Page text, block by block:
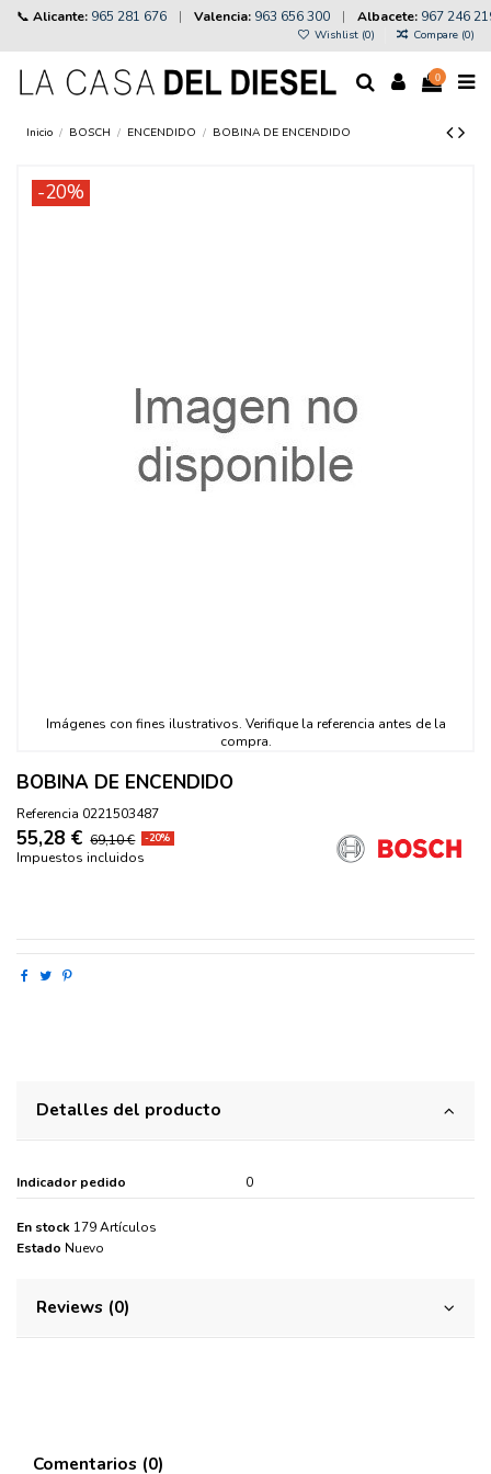
📞 Alicante: 965 281 676 | Valencia: 963 656 300 | Albacete: 967 246
Wishlist (0) Compare (0)
0
Inicio BOSCH ENCENDIDO BOBINA DE ENCENDIDO
-20%
BOBINA DE ENCENDIDO
Referencia 0221503487
55,28 € 69,10 € -20%
Impuestos incluidos
Detalles del producto
Indicador pedido 0
En stock 179 Artículos
Estado Nuevo
Reviews (0)
Comentarios (0)